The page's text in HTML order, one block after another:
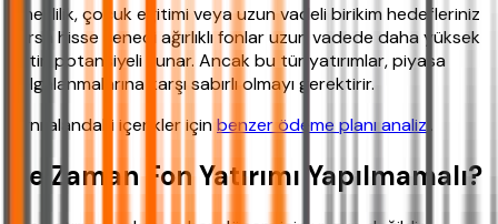
Emeklilik, çocuk eğitimi veya uzun vadeli birikim hedefleriniz
varsa hisse senedi ağırlıklı fonlar uzun vadede daha yüksek
getiri potansiyeli sunar. Ancak bu tür yatırımlar, piyasa
dalgalanmalarına karşı sabırlı olmayı gerektirir.
Aynı alandaki içerikler için benzer ödeme planı analizi .
Ne Zaman Fon Yatırımı Yapılmamalı?